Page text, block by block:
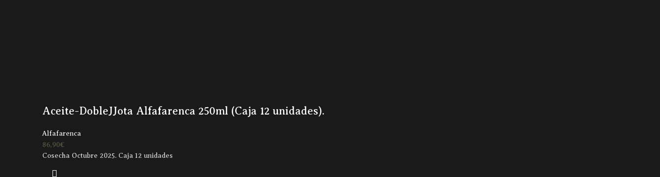
Aceite-DobleJJota Alfafarenca 250ml (Caja 12 unidades).
Alfafarenca
86,90€
Cosecha Octubre 2025. Caja 12 unidades